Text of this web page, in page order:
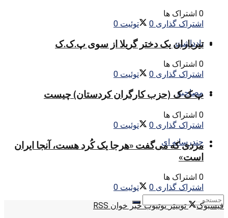
یادداشت
مصاحبه
چندرسانه ای
0 اشتراک ها
اشتراک گذاری 0 توئیت 0
تیرباران یک دختر گریلا از سوی پ.ک.ک
0 اشتراک ها
اشتراک گذاری 0 توئیت 0
پ ک ک (حزب کارگران کردستان) چیست
0 اشتراک ها
اشتراک گذاری 0 توئیت 0
مردی که می‌گفت «هرجا یک کُرد هست، آنجا ایران
است»
0 اشتراک ها
اشتراک گذاری 0 توئیت 0
فیسبوک
توییتر یوتیوب خبر خوان RSS